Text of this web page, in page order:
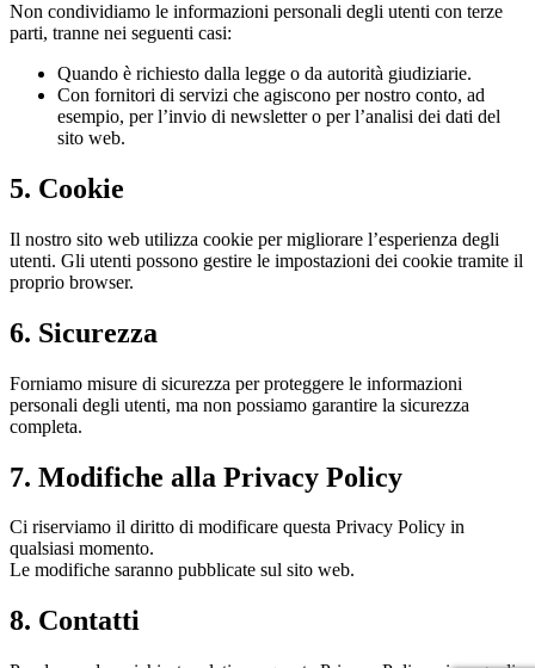
Non condividiamo le informazioni personali degli utenti con terze
parti, tranne nei seguenti casi:
Quando è richiesto dalla legge o da autorità giudiziarie.
Con fornitori di servizi che agiscono per nostro conto, ad
esempio, per l’invio di newsletter o per l’analisi dei dati del
sito web.
5. Cookie
Il nostro sito web utilizza cookie per migliorare l’esperienza degli
utenti. Gli utenti possono gestire le impostazioni dei cookie tramite il
proprio browser.
6. Sicurezza
Forniamo misure di sicurezza per proteggere le informazioni
personali degli utenti, ma non possiamo garantire la sicurezza
completa.
7. Modifiche alla Privacy Policy
Ci riserviamo il diritto di modificare questa Privacy Policy in
qualsiasi momento.
Le modifiche saranno pubblicate sul sito web.
8. Contatti